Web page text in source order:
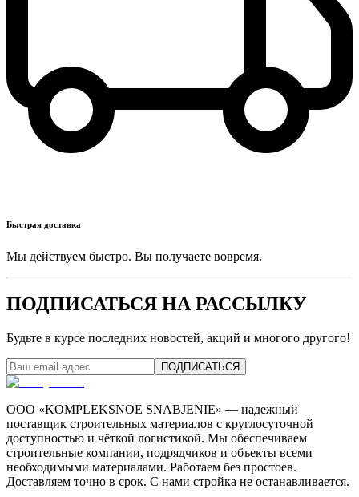
Быстрая доставка
Мы действуем быстро. Вы получаете вовремя.
ПОДПИСАТЬСЯ НА РАССЫЛКУ
Будьте в курсе последних новостей, акций и многого другого!
ПОДПИСАТЬСЯ
ООО «KOMPLEKSNOE SNABJENIE» — надежный
поставщик строительных материалов с круглосуточной
доступностью и чёткой логистикой. Мы обеспечиваем
строительные компании, подрядчиков и объекты всеми
необходимыми материалами. Работаем без простоев.
Доставляем точно в срок. С нами стройка не останавливается.